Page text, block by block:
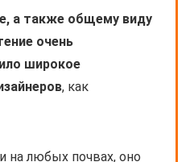
а также общему виду
очень
широкое
, как
на любых почвах, оно